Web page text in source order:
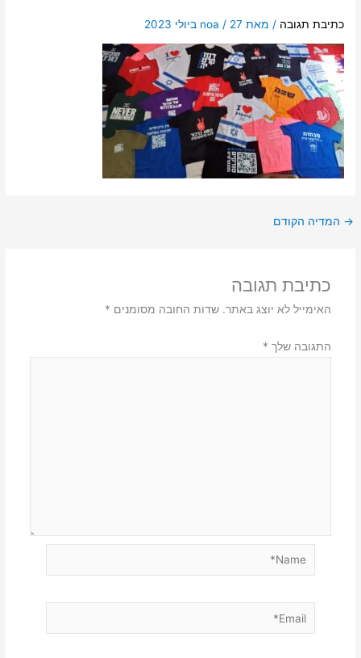
כתיבת תגובה / מאת noa / 27 ביולי 2023
→ המדיה הקודם
כתיבת תגובה
האימייל לא יוצג באתר. שדות החובה מסומנים *
התגובה שלך *
Email*